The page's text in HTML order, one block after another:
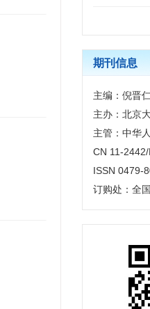
期刊信息
主编：倪晋仁
主办：北京
主管：中华
CN 11-2442/
ISSN 0479-
订购处：全